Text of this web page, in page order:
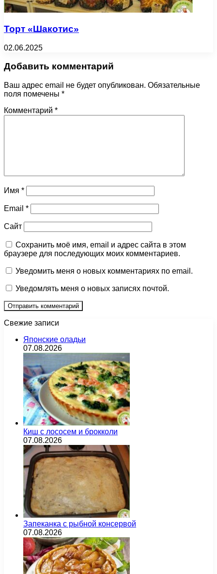
Торт «Шакотис»
02.06.2025
Добавить комментарий
Ваш адрес email не будет опубликован. Обязательные
поля помечены *
Комментарий *
Имя *
Email *
Сайт
Сохранить моё имя, email и адрес сайта в этом
браузере для последующих моих комментариев.
Уведомить меня о новых комментариях по email.
Уведомлять меня о новых записях почтой.
Свежие записи
Японские оладьи
07.08.2026
Киш с лососем и брокколи
07.08.2026
Запеканка с рыбной консервой
07.08.2026